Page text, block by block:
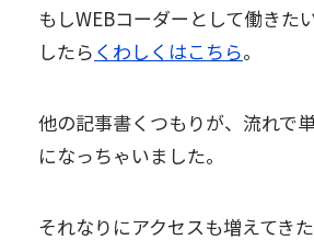
もしWEBコーダーとして働きた
したら くわしくはこちら。
他の記事書くつもりが、流れで
になっちゃいました。
それなりにアクセスも増えてき